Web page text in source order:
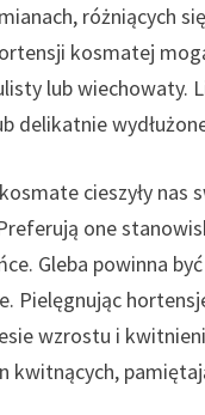
różniących
kosmatej
lub wiechowaty.
delikatnie
cieszyły nas
one
Gleba powinna
Pielęgnując
wzrostu i
kwitnących,